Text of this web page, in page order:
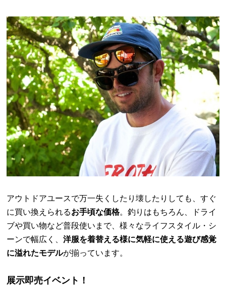
アウトドアユースで万一失くしたり壊したりしても、すぐ
に買い換えられるお手頃な価格。釣りはもちろん、ドライ
ブや買い物など普段使いまで、様々なライフスタイル・シ
ーンで幅広く、洋服を着替える様に気軽に使える遊び感覚
に溢れたモデルが揃っています。
展示即売イベント！